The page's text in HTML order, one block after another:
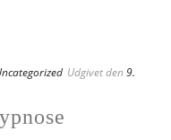
Udgivet den 9.